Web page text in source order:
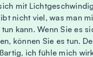
mit
nicht viel, was man
kann. Wenn Sie es
können Sie es tun.
ich fühle mich